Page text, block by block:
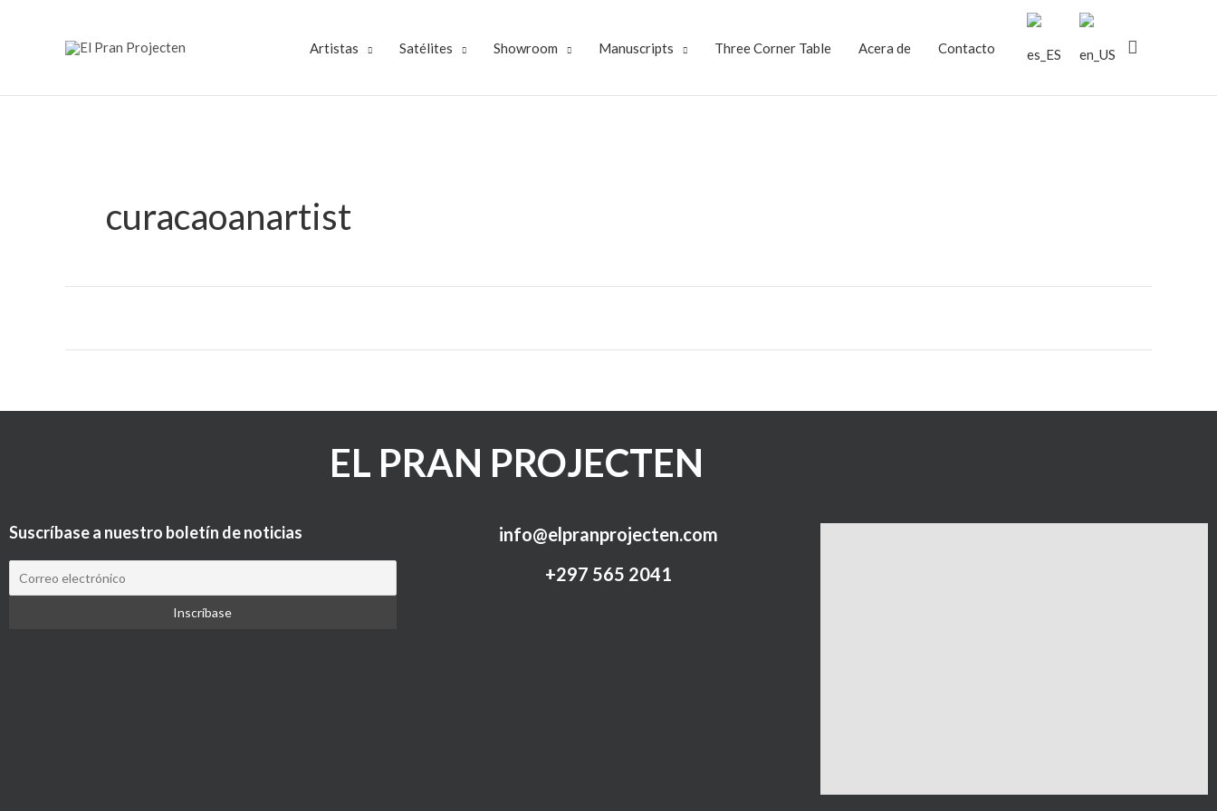
Artistas Satélites Showroom Manuscripts Three Corner Table Acera de Contacto Buscar
curacaoanartist
EL PRAN PROJECTEN
Suscríbase a nuestro boletín de noticias
info@elpranprojecten.com
+297 565 2041​